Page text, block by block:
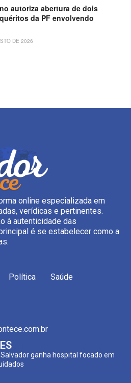
autoriza abertura de dois
da PF envolvendo
DE 2026
online especializada em
verídicas e pertinentes.
à autenticidade das
é se estabelecer como a
Política Saúde
ganha hospital focado em